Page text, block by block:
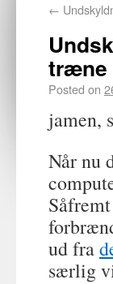
←
træne
Posted on
jamen,
Når nu
ud fra
særlig